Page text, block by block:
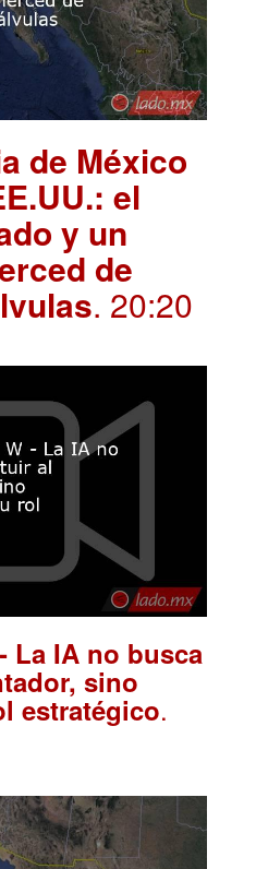
de México
el
y un
de
. 20:20
La IA no busca
sino
estratégico.